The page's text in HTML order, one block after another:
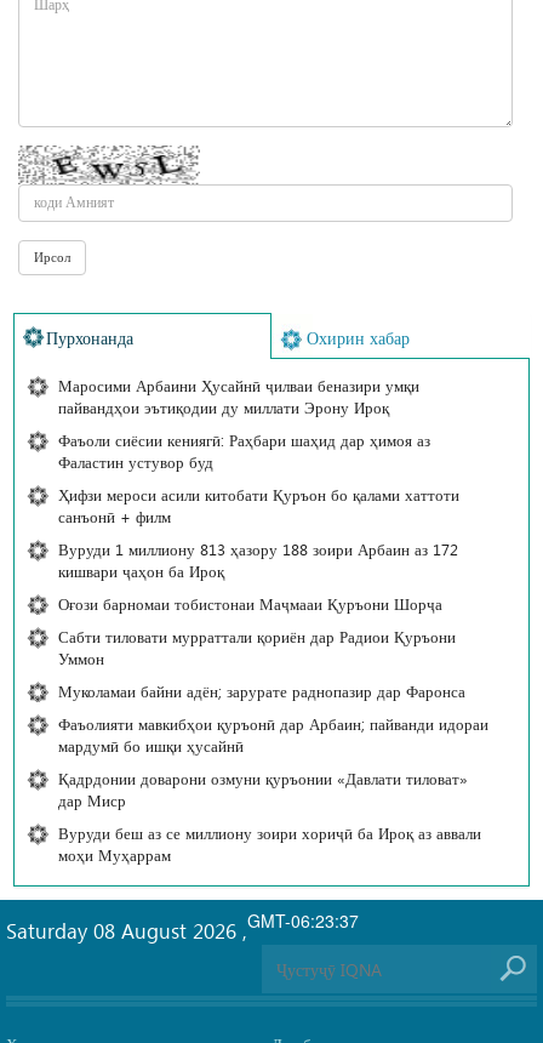
Пурхонанда Охирин хабар
Маросими Арбаини Ҳусайнӣ ҷилваи беназири умқи
пайвандҳои эътиқодии ду миллати Эрону Ироқ
Фаъоли сиёсии кениягӣ: Раҳбари шаҳид дар ҳимоя аз
Фаластин устувор буд
Ҳифзи мероси асили китобати Қуръон бо қалами хаттоти
санъонӣ + филм
Вуруди 1 миллиону 813 ҳазору 188 зоири Арбаин аз 172
кишвари ҷаҳон ба Ироқ
Оғози барномаи тобистонаи Маҷмааи Қуръони Шорҷа
Сабти тиловати мурраттали қориён дар Радиои Қуръони
Уммон
Муколамаи байни адён; зарурате раднопазир дар Фаронса
Фаъолияти мавкибҳои қуръонӣ дар Арбаин; пайванди идораи
мардумӣ бо ишқи ҳусайнӣ
Қадрдонии доварони озмуни қуръонии «Давлати тиловат»
дар Миср
Вуруди беш аз се миллиону зоири хориҷӣ ба Ироқ аз аввали
моҳи Муҳаррам
GMT-06:23:37
Saturday 08 August 2026 ,